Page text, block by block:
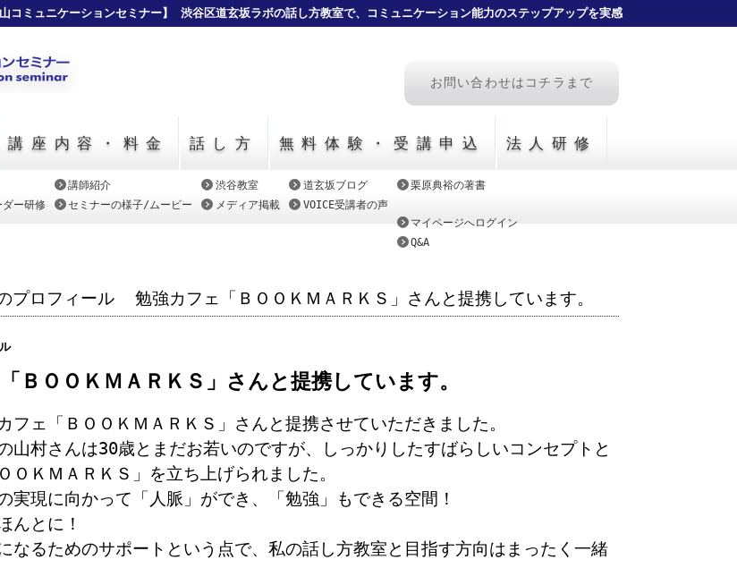
コミュニケーションセミナー】 渋谷区道玄坂ラボの話し方教室で、コミュニケーション能力のステップアップを実感
お問い合わせはコチラまで
講座内容・料金 話し方 無料体験・受講申込 法人研修
ダー研修
講師紹介
セミナーの様子/ムービー
渋谷教室
メディア掲載
道玄坂ブログ
VOICE受講者の声
栗原典裕の著書
マイページへログイン
Q&A
プロフィール 勉強カフェ「ＢＯＯＫＭＡＲＫＳ」さんと提携しています。
ＢＯＯＫＭＡＲＫＳ」さんと提携しています。
フェ「ＢＯＯＫＭＡＲＫＳ」さんと提携させていただきました。
山村さんは30歳とまだお若いのですが、しっかりしたすばらしいコンセプトと
ＯＫＭＡＲＫＳ」を立ち上げられました。
実現に向かって「人脈」ができ、「勉強」もできる空間！
んとに！
なるためのサポートという点で、私の話し方教室と目指す方向はまったく一緒